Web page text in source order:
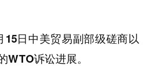
15日中美贸易副部级磋商以
WTO诉讼进展。